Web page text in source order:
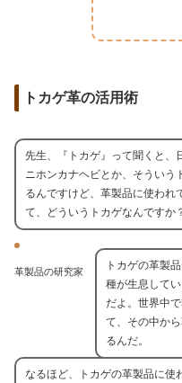
トカゲ革の活用術
先生、『トカゲ』って聞くと、
ニホンカナヘビとか、そういう
るんですけど、革製品に使われ
て、どういうトカゲなんですか
革製品の研究家
トカゲの革製
種が生息して
だよ。世界中
て、その中か
るんだ。
なるほど、トカゲの革製品に使